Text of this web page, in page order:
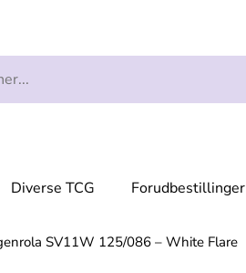
Diverse TCG Forudbestillinger
SV11W 125/086 – White Flare